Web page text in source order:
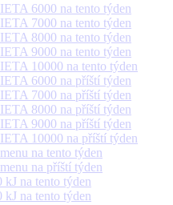
6000 na tento týden
7000 na tento týden
8000 na tento týden
9000 na tento týden
10000 na tento týden
6000 na příští týden
7000 na příští týden
8000 na příští týden
9000 na příští týden
10000 na příští týden
na tento týden
na příští týden
na tento týden
na tento týden